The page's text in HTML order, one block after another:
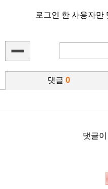
로그인 한 사용자만
댓글 0
댓글